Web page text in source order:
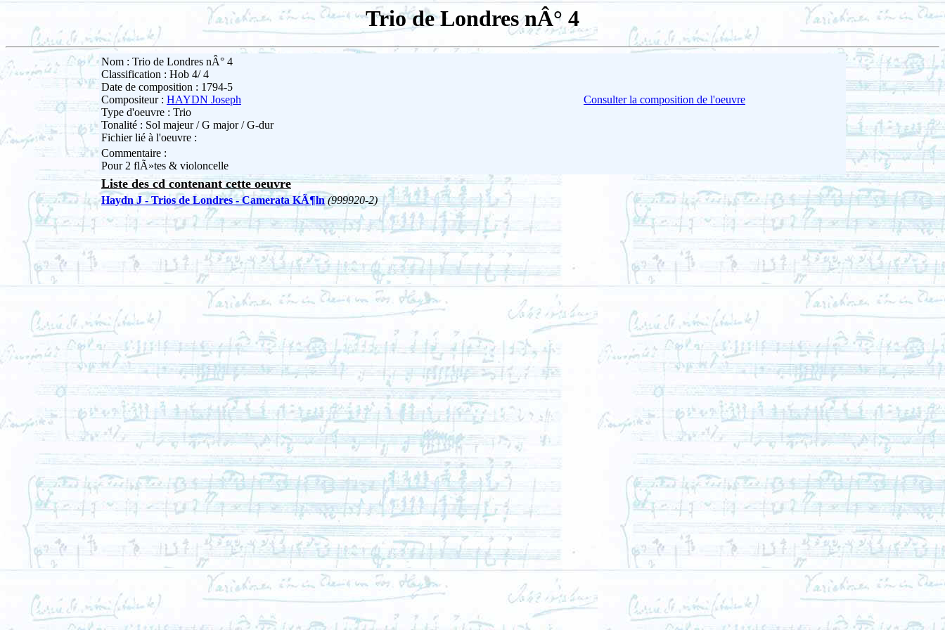
Trio de Londres nÂ° 4
Nom : Trio de Londres nÂ° 4
Classification : Hob 4/ 4
Date de composition : 1794-5
Compositeur : HAYDN Joseph
Type d'oeuvre : Trio
Tonalité : Sol majeur / G major / G-dur
Fichier lié à l'oeuvre :
Consulter la composition de l'oeuvre
Commentaire :
Pour 2 flÃ»tes & violoncelle
Liste des cd contenant cette oeuvre
Haydn J - Trios de Londres - Camerata KÃ¶ln (999920-2)